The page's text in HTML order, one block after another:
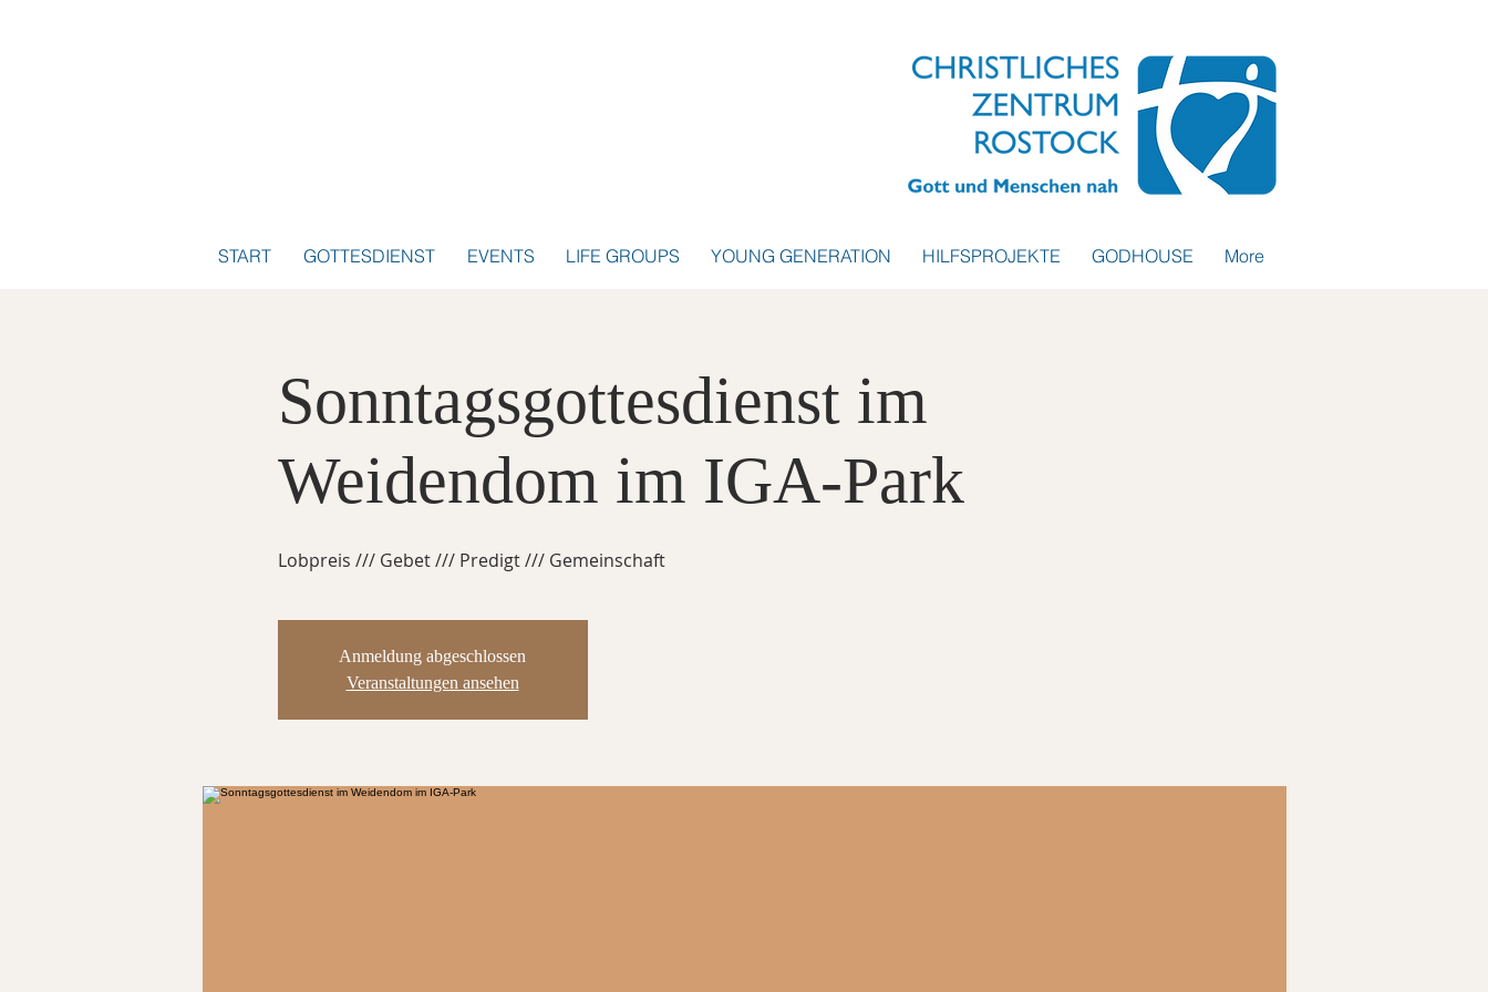
START GOTTESDIENST EVENTS LIFE GROUPS YOUNG GENERATION HILFSPROJEKTE GODHOUSE More
Sonntagsgottesdienst im
Weidendom im IGA-Park
Lobpreis /// Gebet /// Predigt /// Gemeinschaft
Anmeldung abgeschlossen
Veranstaltungen ansehen